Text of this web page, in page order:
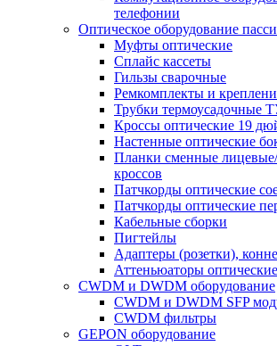
телефонии
Оптическое оборудование
Муфты оптические
Сплайс кассеты
Гильзы сварочные
Ремкомплекты и
Трубки термоусадочные
Кроссы оптические 19
Настенные оптические
Планки сменные
кроссов
Патчкорды оптические
Патчкорды оптические
Кабельные сборки
Пигтейлы
Адаптеры (розетки),
Аттеньюаторы оптические
CWDM и DWDM оборудование
CWDM и DWDM SFP
CWDM фильтры
GEPON оборудование